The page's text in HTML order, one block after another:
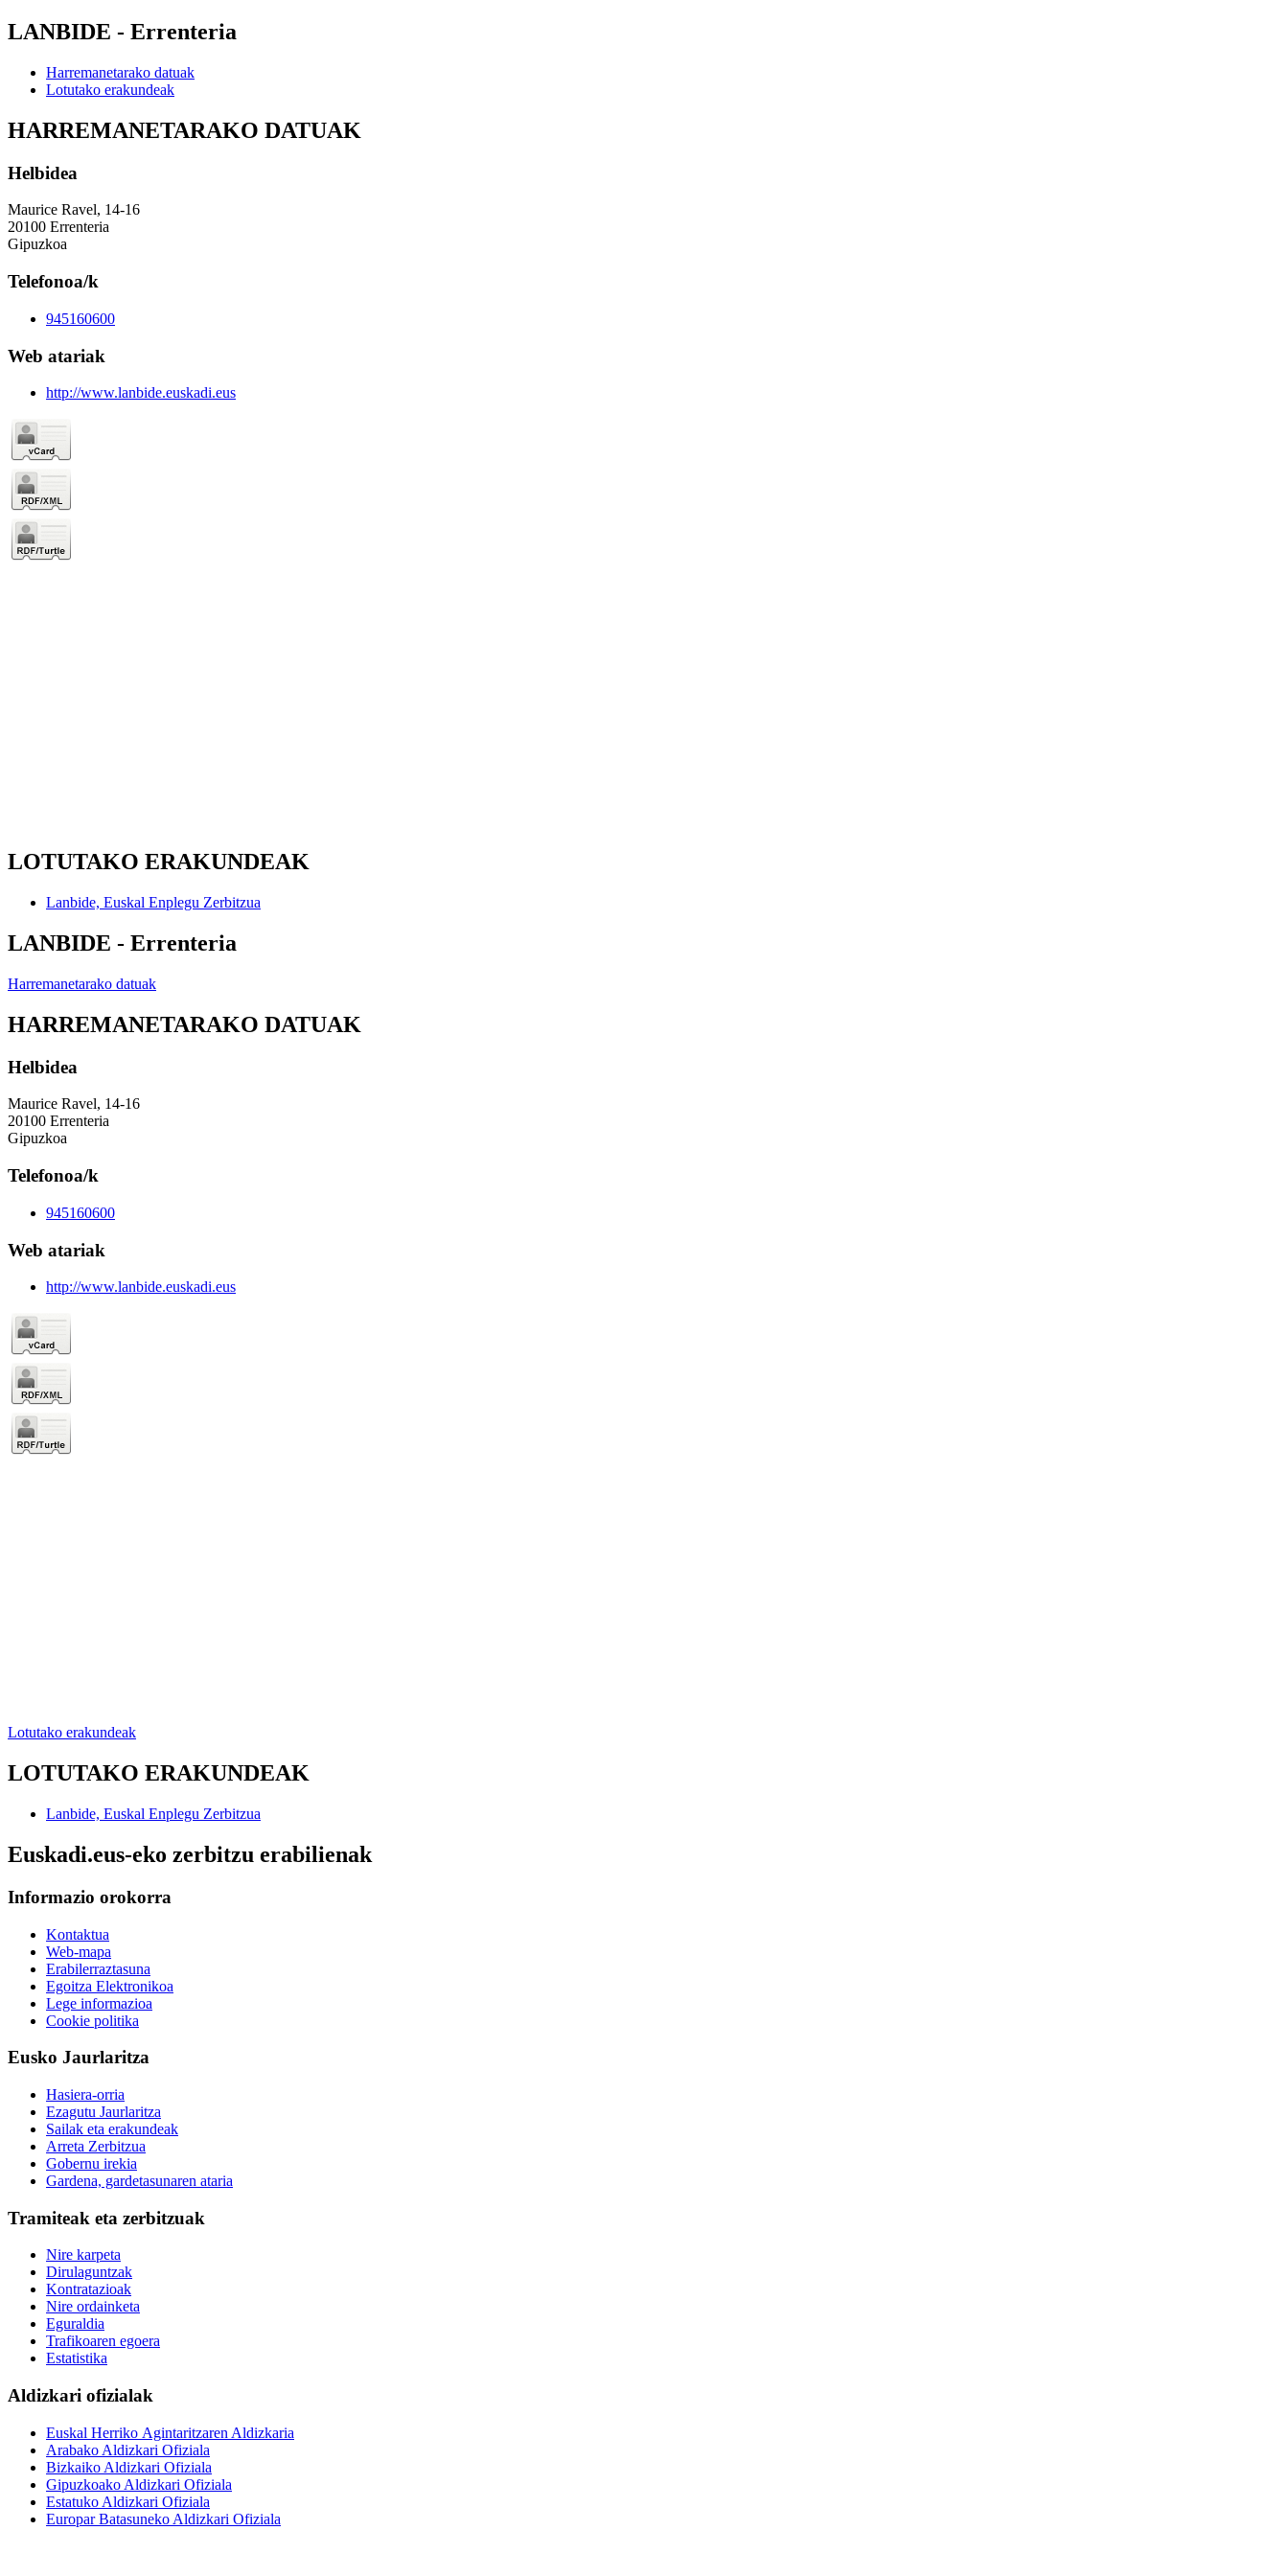
LANBIDE - Errenteria
Harremanetarako datuak
Lotutako erakundeak
HARREMANETARAKO DATUAK
Helbidea
Maurice Ravel, 14-16
20100 Errenteria
Gipuzkoa
Telefonoa/k
945160600
Web atariak
http://www.lanbide.euskadi.eus
LOTUTAKO ERAKUNDEAK
Lanbide, Euskal Enplegu Zerbitzua
LANBIDE - Errenteria
Harremanetarako datuak
HARREMANETARAKO DATUAK
Helbidea
Maurice Ravel, 14-16
20100 Errenteria
Gipuzkoa
Telefonoa/k
945160600
Web atariak
http://www.lanbide.euskadi.eus
Lotutako erakundeak
LOTUTAKO ERAKUNDEAK
Lanbide, Euskal Enplegu Zerbitzua
Euskadi.eus-eko zerbitzu erabilienak
Informazio orokorra
Kontaktua
Web-mapa
Erabilerraztasuna
Egoitza Elektronikoa
Lege informazioa
Cookie politika
Eusko Jaurlaritza
Hasiera-orria
Ezagutu Jaurlaritza
Sailak eta erakundeak
Arreta Zerbitzua
Gobernu irekia
Gardena, gardetasunaren ataria
Tramiteak eta zerbitzuak
Nire karpeta
Dirulaguntzak
Kontratazioak
Nire ordainketa
Eguraldia
Trafikoaren egoera
Estatistika
Aldizkari ofizialak
Euskal Herriko Agintaritzaren Aldizkaria
Arabako Aldizkari Ofiziala
Bizkaiko Aldizkari Ofiziala
Gipuzkoako Aldizkari Ofiziala
Estatuko Aldizkari Ofiziala
Europar Batasuneko Aldizkari Ofiziala